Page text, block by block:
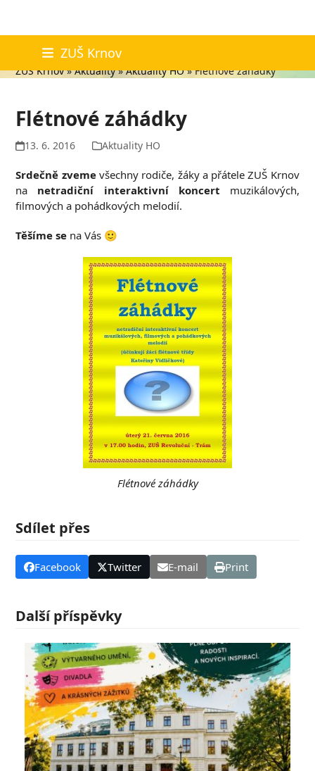
content
ZUŠ Krnov
Aktuality
ZUŠ Krnov»Aktuality»Aktuality HO»Flétnové záhádky
Flétnové záhádky
13. 6. 2016 Aktuality HO
Srdečně zvemevšechny rodiče, žáky a přátele ZUŠ Krnov
na netradiční interaktivní koncert muzikálových,
filmových a pohádkových melodií.
Těšíme se na Vás 🙂
Flétnové záhádky
Sdílet přes
Facebook Twitter E-mail Print
Další příspěvky